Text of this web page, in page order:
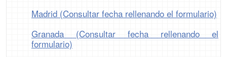
Madrid (Consultar fecha rellenando el formulario)
Granada (Consultar fecha rellenando el
formulario)